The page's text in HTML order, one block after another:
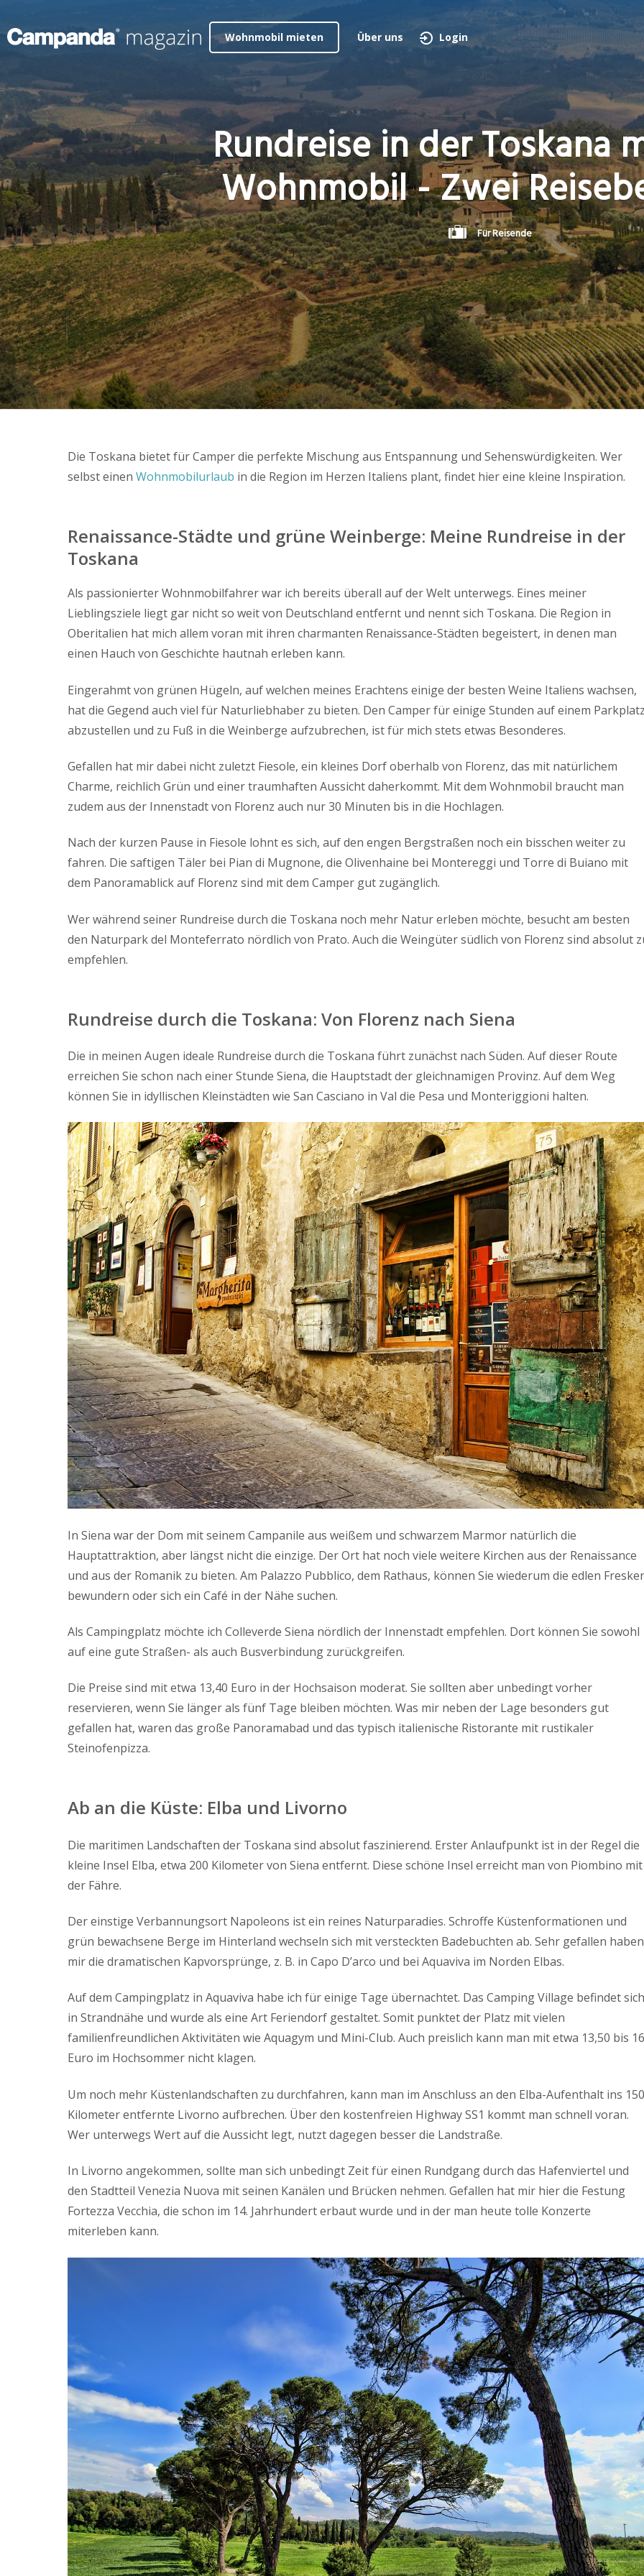
Wohnmobil mieten Über uns Login
Rundreise in der Toskana
Wohnmobil - Zwei
Für Reisende
Die Toskana bietet für Camper die perfekte Mischung aus Entspannung und Sehenswürdigkeiten. Wer
selbst einenWohnmobilurlaub in die Region im Herzen Italiens plant, findet hier eine kleine Inspiration.
Renaissance-Städte und grüne Weinberge: Meine Rundreise in der
Toskana
Als passionierter Wohnmobilfahrer war ich bereits überall auf der Welt unterwegs. Eines meiner
Lieblingsziele liegt gar nicht so weit von Deutschland entfernt und nennt sich Toskana. Die Region in
Oberitalien hat mich allem voran mit ihren charmanten Renaissance-Städten begeistert, in denen man
einen Hauch von Geschichte hautnah erleben kann.
Eingerahmt von grünen Hügeln, auf welchen meines Erachtens einige der besten Weine Italiens wachsen,
hat die Gegend auch viel für Naturliebhaber zu bieten. Den Camper für einige Stunden auf einem
abzustellen und zu Fuß in die Weinberge aufzubrechen, ist für mich stets etwas Besonderes.
Gefallen hat mir dabei nicht zuletzt Fiesole, ein kleines Dorf oberhalb von Florenz, das mit natürlichem
Charme, reichlich Grün und einer traumhaften Aussicht daherkommt. Mit dem Wohnmobil braucht man
zudem aus der Innenstadt von Florenz auch nur 30 Minuten bis in die Hochlagen.
Nach der kurzen Pause in Fiesole lohnt es sich, auf den engen Bergstraßen noch ein bisschen weiter zu
fahren. Die saftigen Täler bei Pian di Mugnone, die Olivenhaine bei Montereggi und Torre di Buiano mit
dem Panoramablick auf Florenz sind mit dem Camper gut zugänglich.
Wer während seiner Rundreise durch die Toskana noch mehr Natur erleben möchte, besucht am besten
den Naturpark del Monteferrato nördlich von Prato. Auch die Weingüter südlich von Florenz sind absolut
empfehlen.
Rundreise durch die Toskana: Von Florenz nach Siena
Die in meinen Augen ideale Rundreise durch die Toskana führt zunächst nach Süden. Auf dieser Route
erreichen Sie schon nach einer Stunde Siena, die Hauptstadt der gleichnamigen Provinz. Auf dem Weg
können Sie in idyllischen Kleinstädten wie San Casciano in Val die Pesa und Monteriggioni halten.
In Siena war der Dom mit seinem Campanile aus weißem und schwarzem Marmor natürlich die
Hauptattraktion, aber längst nicht die einzige. Der Ort hat noch viele weitere Kirchen aus der Renaissance
und aus der Romanik zu bieten. Am Palazzo Pubblico, dem Rathaus, können Sie wiederum die edlen
bewundern oder sich ein Café in der Nähe suchen.
Als Campingplatz möchte ich Colleverde Siena nördlich der Innenstadt empfehlen. Dort können Sie sowohl
auf eine gute Straßen- als auch Busverbindung zurückgreifen.
Die Preise sind mit etwa 13,40 Euro in der Hochsaison moderat. Sie sollten aber unbedingt vorher
reservieren, wenn Sie länger als fünf Tage bleiben möchten. Was mir neben der Lage besonders gut
gefallen hat, waren das große Panoramabad und das typisch italienische Ristorante mit rustikaler
Steinofenpizza.
Ab an die Küste: Elba und Livorno
Die maritimen Landschaften der Toskana sind absolut faszinierend. Erster Anlaufpunkt ist in der Regel die
kleine Insel Elba, etwa 200 Kilometer von Siena entfernt. Diese schöne Insel erreicht man von Piombino mit
der Fähre.
Der einstige Verbannungsort Napoleons ist ein reines Naturparadies. Schroffe Küstenformationen und
grün bewachsene Berge im Hinterland wechseln sich mit versteckten Badebuchten ab. Sehr gefallen haben
mir die dramatischen Kapvorsprünge, z. B. in Capo D’arco und bei Aquaviva im Norden Elbas.
Auf dem Campingplatz in Aquaviva habe ich für einige Tage übernachtet. Das Camping Village befindet
in Strandnähe und wurde als eine Art Feriendorf gestaltet. Somit punktet der Platz mit vielen
familienfreundlichen Aktivitäten wie Aquagym und Mini-Club. Auch preislich kann man mit etwa 13,50 bis
Euro im Hochsommer nicht klagen.
Um noch mehr Küstenlandschaften zu durchfahren, kann man im Anschluss an den Elba-Aufenthalt ins
Kilometer entfernte Livorno aufbrechen. Über den kostenfreien Highway SS1 kommt man schnell voran.
Wer unterwegs Wert auf die Aussicht legt, nutzt dagegen besser die Landstraße.
In Livorno angekommen, sollte man sich unbedingt Zeit für einen Rundgang durch das Hafenviertel und
den Stadtteil Venezia Nuova mit seinen Kanälen und Brücken nehmen. Gefallen hat mir hier die Festung
Fortezza Vecchia, die schon im 14. Jahrhundert erbaut wurde und in der man heute tolle Konzerte
miterleben kann.